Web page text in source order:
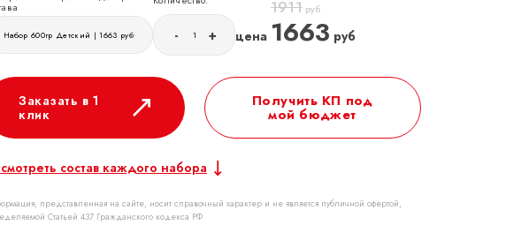
Набор 600гр Детский | 1663 руб - +
1911руб
цена 1663 руб
Заказать в 1
клик
Получить КП под
мой бюджет
состав каждого набора
представленная на сайте, носит справочный характер и не является публичной офертой,
Статьей 437 Гражданского кодекса РФ